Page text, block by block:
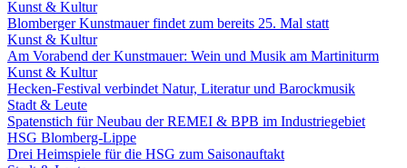
Kunst & Kultur
Blomberger Kunstmauer findet zum bereits 25. Mal statt
Kunst & Kultur
Am Vorabend der Kunstmauer: Wein und Musik am Martiniturm
Kunst & Kultur
Hecken-Festival verbindet Natur, Literatur und Barockmusik
Stadt & Leute
Spatenstich für Neubau der REMEI & BPB im Industriegebiet
HSG Blomberg-Lippe
Drei Heimspiele für die HSG zum Saisonauftakt